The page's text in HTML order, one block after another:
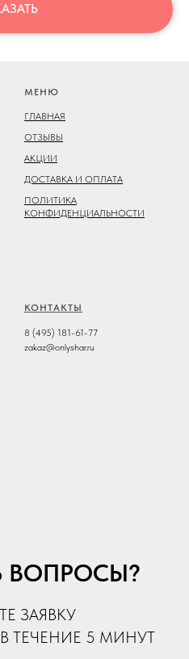
МЕНЮ
ГЛАВНАЯ
ОТЗЫВЫ
АКЦИИ
ДОСТАВКА И ОПЛАТА
ПОЛИТИКА
КОНФИДЕНЦИАЛЬНОСТИ
КОНТАКТЫ
8 (495) 181-61-77
zakaz@onlyshar.ru
ВОПРОСЫ?
ЗАЯВКУ
ТЕЧЕНИЕ 5 МИНУТ